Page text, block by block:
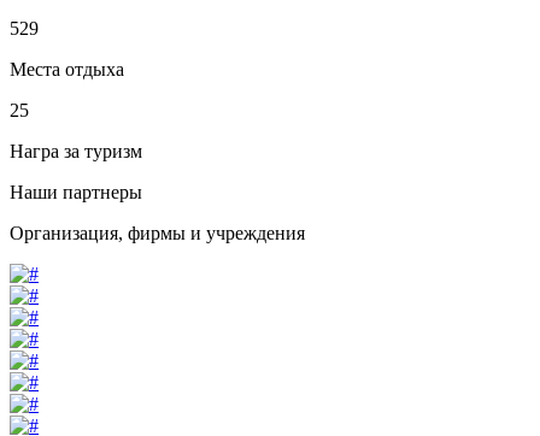
529
Места отдыха
25
Награ за туризм
Наши партнеры
Организация, фирмы и учреждения